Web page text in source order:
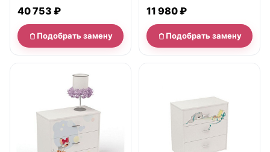
стразами Swarovski с
40 753 ₽
Подобрать замену
11 980 ₽
Подобрать замену